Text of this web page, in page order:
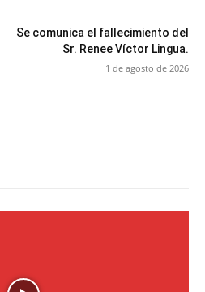
Se comunica el fallecimiento del
Sr. Renee Víctor Lingua.
1 de agosto de 2026